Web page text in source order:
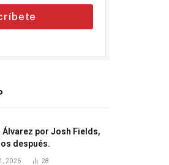
Álvarez por Josh Fields,
después.
2026 28